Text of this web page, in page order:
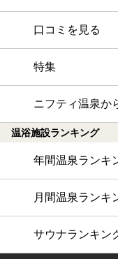
口コミを見る
特集
ニフティ温泉か
温浴施設ランキング
年間温泉ランキ
月間温泉ランキ
サウナランキン